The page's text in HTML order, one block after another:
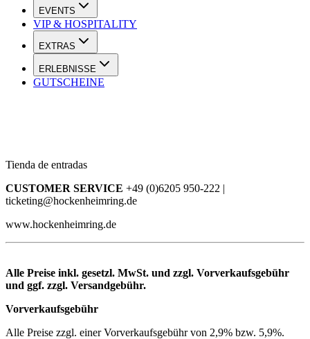
EVENTS
VIP & HOSPITALITY
EXTRAS
ERLEBNISSE
GUTSCHEINE
Tienda de entradas
CUSTOMER SERVICE +49 (0)6205 950-222 |
ticketing@hockenheimring.de
www.hockenheimring.de
Alle Preise inkl. gesetzl. MwSt. und zzgl. Vorverkaufsgebühr
und ggf. zzgl. Versandgebühr.
Vorverkaufsgebühr
Alle Preise zzgl. einer Vorverkaufsgebühr von 2,9% bzw. 5,9%.